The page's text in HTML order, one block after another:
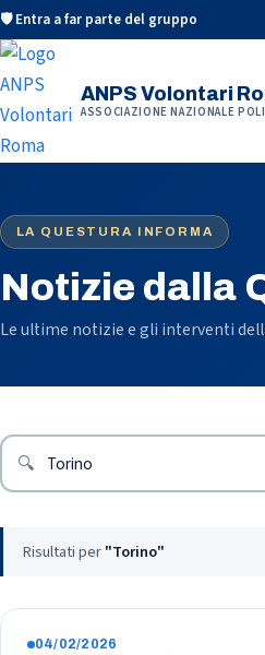
🛡️ Entra a far parte del gruppo
ANPS Volontari
ASSOCIAZIONE NAZIONALE
LA QUESTURA INFORMA
Notizie dalla
Le ultime notizie e gli interventi
🔍
Risultati per"Torino"
04/02/2026